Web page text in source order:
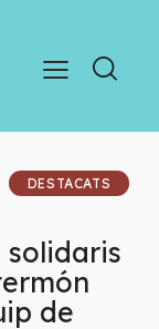
DESTACATS
solidaris
de